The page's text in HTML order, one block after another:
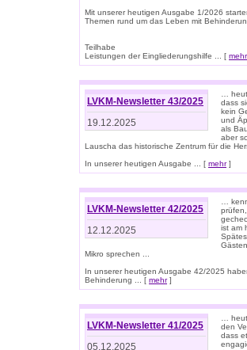
Mit unserer heutigen Ausgabe 1/2026
Themen rund um das Leben mit
Teilhabe
Leistungen der Eingliederungshilfe ... [ mehr
LVKM-Newsletter 43/2025
19.12.2025
…
dass
kein
und
als
aber
Lauscha das historische Zentrum für die
In unserer heutigen Ausgabe ... [ mehr]
LVKM-Newsletter 42/2025
12.12.2025
…
ist am
Mikro sprechen ...
In unserer heutigen Ausgabe 42/2025
Behinderung ... [ mehr]
LVKM-Newsletter 41/2025
05.12.2025
…
den
dass